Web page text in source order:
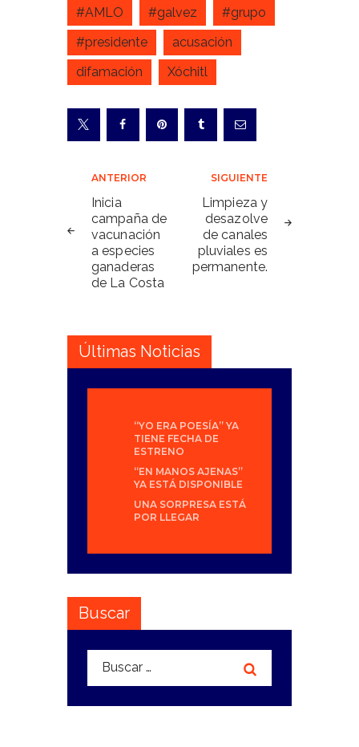
#AMLO #galvez
#grupo
#presidente
acusación
difamación
Xóchitl
Navegación
de
entradas
ANTERIOR
Inicia
campaña de
vacunación
a especies
ganaderas
de La Costa
SIGUIENTE
Limpieza y
desazolve
de canales
pluviales es
permanente.
Últimas Noticias
“YO ERA POESÍA” YA
TIENE FECHA DE
ESTRENO
“EN MANOS AJENAS”
YA ESTÁ DISPONIBLE
UNA SORPRESA ESTÁ
POR LLEGAR
Buscar
Buscar: